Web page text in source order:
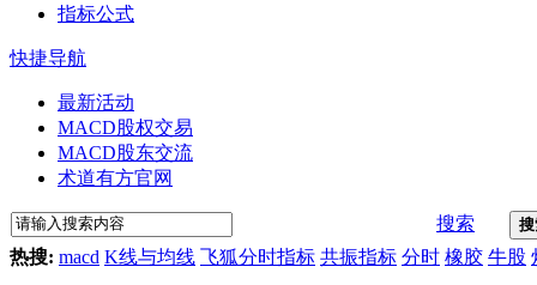
指标公式
快捷导航
最新活动
MACD股权交易
MACD股东交流
术道有方官网
搜索
热搜: macd K线与均线 飞狐分时指标 共振指标 分时 橡胶 牛股